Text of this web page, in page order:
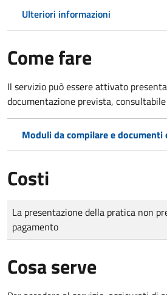
Ulteriori informazioni
Come fare
Il servizio può essere attivato
documentazione prevista,
Moduli da compilare e documenti
Costi
Tipo di pagamento
Importo
La presentazione della pratica non
pagamento
Cosa serve